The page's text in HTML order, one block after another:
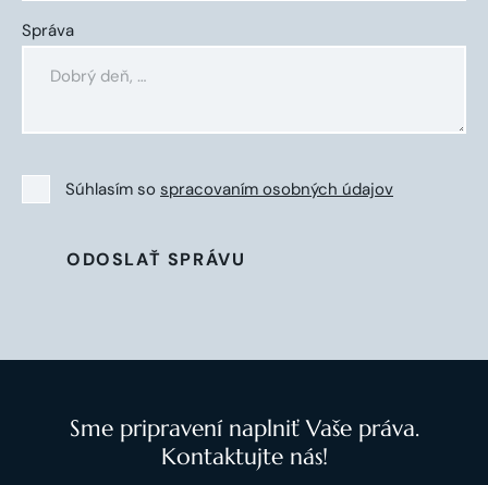
Správa
Súhlasím so spracovaním osobných údajov
ODOSLAŤ SPRÁVU
Sme pripravení naplniť Vaše práva.
Kontaktujte nás!